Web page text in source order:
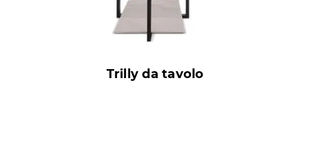
Trilly da tavolo